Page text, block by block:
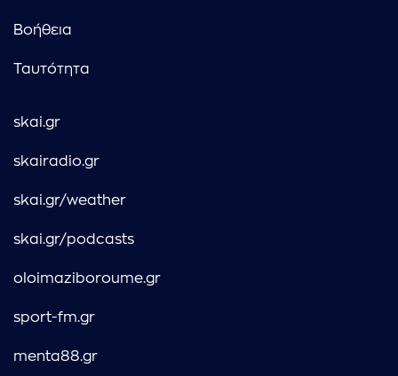
Βοήθεια
Ταυτότητα
skai.gr
skairadio.gr
skai.gr/weather
skai.gr/podcasts
oloimaziboroume.gr
sport-fm.gr
menta88.gr